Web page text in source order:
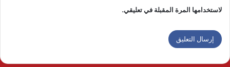
لاستخدامها المرة المقبلة في تعليقي.